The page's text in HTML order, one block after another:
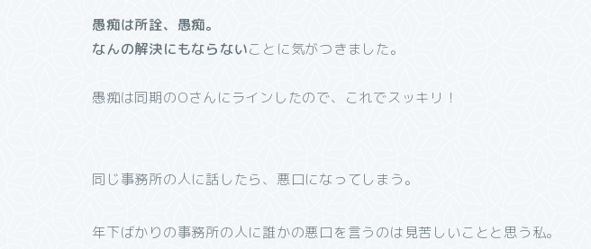
愚痴は所詮、愚痴。
なんの解決にもならないことに気がつきました。
愚痴は同期のOさんにラインしたので、これでスッキリ！
同じ事務所の人に話したら、悪口になってしまう。
年下ばかりの事務所の人に誰かの悪口を言うのは見苦しいことと思う私。